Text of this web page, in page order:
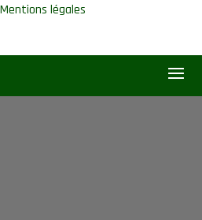
Mentions légales